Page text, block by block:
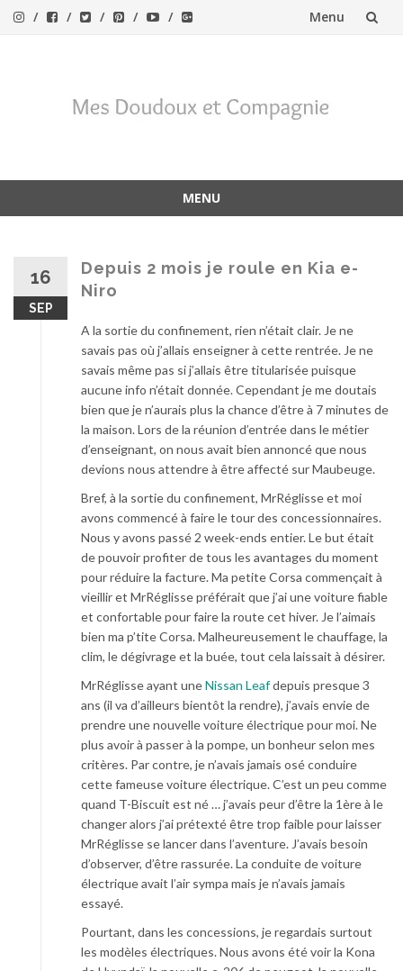
Menu
MENU
16
SEP
Depuis 2 mois je roule en Kia e-
Niro
A la sortie du confinement, rien n’était clair. Je ne
savais pas où j’allais enseigner à cette rentrée. Je ne
savais même pas si j’allais être titularisée puisque
aucune info n’était donnée. Cependant je me doutais
bien que je n’aurais plus la chance d’être à 7 minutes de
la maison. Lors de la réunion d’entrée dans le métier
d’enseignant, on nous avait bien annoncé que nous
devions nous attendre à être affecté sur Maubeuge.
Bref, à la sortie du confinement, MrRéglisse et moi
avons commencé à faire le tour des concessionnaires.
Nous y avons passé 2 week-ends entier. Le but était
de pouvoir profiter de tous les avantages du moment
pour réduire la facture. Ma petite Corsa commençait à
vieillir et MrRéglisse préférait que j’ai une voiture fiable
et confortable pour faire la route cet hiver. Je l’aimais
bien ma p’tite Corsa. Malheureusement le chauffage, la
clim, le dégivrage et la buée, tout cela laissait à désirer.
MrRéglisse ayant uneNissan Leafdepuis presque 3
ans (il va d’ailleurs bientôt la rendre), j’avais envie de
prendre une nouvelle voiture électrique pour moi. Ne
plus avoir à passer à la pompe, un bonheur selon mes
critères. Par contre, je n’avais jamais osé conduire
cette fameuse voiture électrique. C’est un peu comme
quand T-Biscuit est né … j’avais peur d’être la 1ère à le
changer alors j’ai prétexté être trop faible pour laisser
MrRéglisse se lancer dans l’aventure. J’avais besoin
d’observer, d’être rassurée. La conduite de voiture
électrique avait l’air sympa mais je n’avais jamais
essayé.
Pourtant, dans les concessions, je regardais surtout
les modèles électriques. Nous avons été voir la Kona